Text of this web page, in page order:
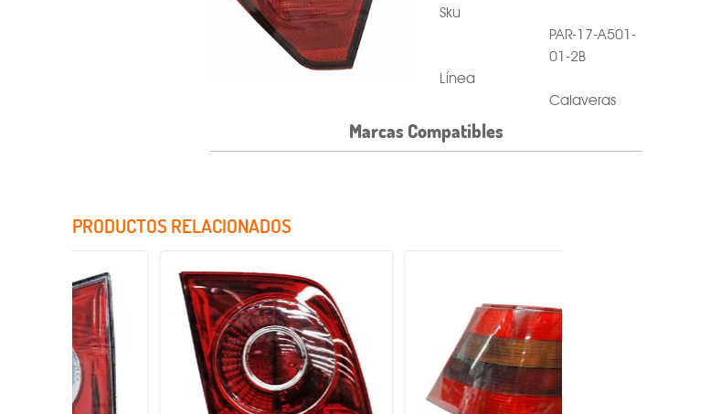
Sku
PAR-17-A501-
01-2B
Línea
Calaveras
Marcas Compatibles
Incluye Cristales
PRODUCTOS RELACIONADOS